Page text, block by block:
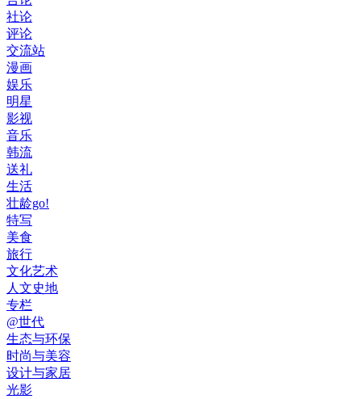
社论
评论
交流站
漫画
娱乐
明星
影视
音乐
韩流
送礼
生活
壮龄go!
特写
美食
旅行
文化艺术
人文史地
专栏
@世代
生态与环保
时尚与美容
设计与家居
光影